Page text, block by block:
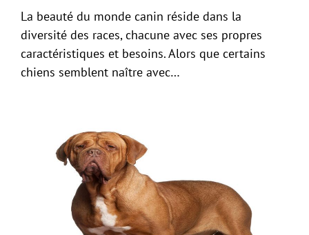
La beauté du monde canin réside dans la
diversité des races, chacune avec ses propres
caractéristiques et besoins. Alors que certains
chiens semblent naître avec…